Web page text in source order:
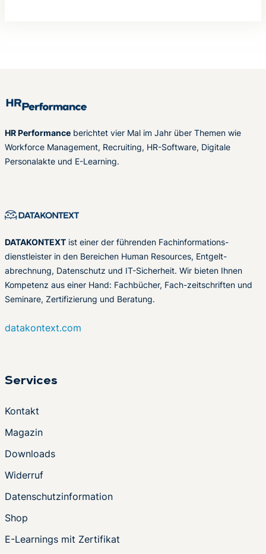
HR Performance berichtet vier Mal im Jahr über Themen wie
Workforce Management, Recruiting, HR-Software, Digitale
Personalakte und E-Learning.
DATAKONTEXT ist einer der führenden Fachinformations-
dienstleister in den Bereichen Human Resources, Entgelt-
abrechnung, Datenschutz und IT-Sicherheit. Wir bieten Ihnen
Kompetenz aus einer Hand: Fachbücher, Fach-zeitschriften und
Seminare, Zertifizierung und Beratung.
datakontext.com
Services
Kontakt
Magazin
Downloads
Widerruf
Datenschutzinformation
Shop
E-Learnings mit Zertifikat